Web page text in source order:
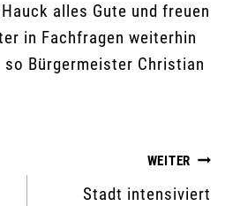
alles Gute und freuen
in Fachfragen weiterhin
Bürgermeister Christian
WEITER
Stadt intensiviert